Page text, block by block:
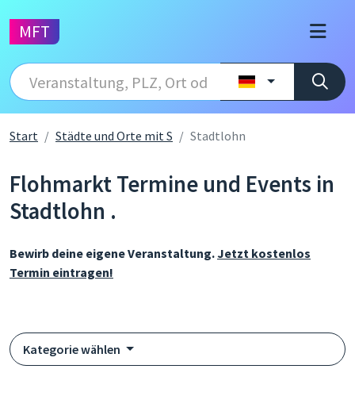
MFT
Start Städte und Orte mit S Stadtlohn
Flohmarkt Termine und Events in
Stadtlohn .
Bewirb deine eigene Veranstaltung.Jetzt kostenlos
Termin eintragen!
Kategorie wählen